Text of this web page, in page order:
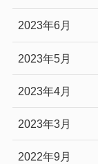
2023年6月
2023年5月
2023年4月
2023年3月
2022年9月